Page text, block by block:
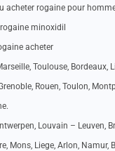
acheter rogaine pour
minoxidil
acheter
Toulouse, Bordeaux,
Rouen, Toulon,
Louvain – Leuven,
Mons, Liege, Arlon, Namur,